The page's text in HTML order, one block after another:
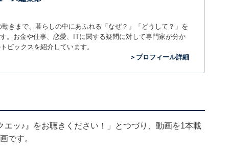
きまで、暮らしの中にあふれる「なぜ？」「どうして？」を
。お金や仕事、恋愛、ITに関する疑問に対して専門家が分か
ピックスを紹介しています。
＞プロフィール詳細
ッ♪』をお聴きください！」とつづり、動画を1本載
です。